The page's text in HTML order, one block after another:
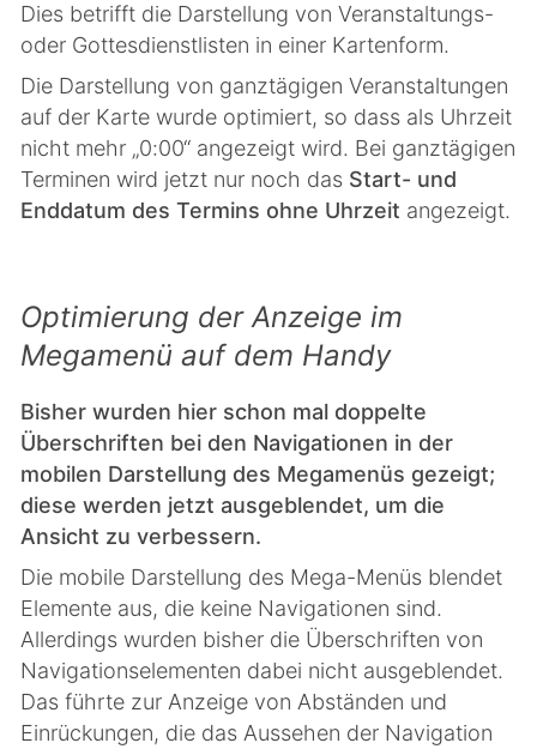
Dies betrifft die Darstellung von Veranstaltungs-
oder Gottesdienstlisten in einer Kartenform.
Die Darstellung von ganztägigen Veranstaltungen
auf der Karte wurde optimiert, so dass als Uhrzeit
nicht mehr „0:00“ angezeigt wird. Bei ganztägigen
Terminen wird jetzt nur noch das Start- und
Enddatum des Termins ohne Uhrzeit angezeigt.
Optimierung der Anzeige im
Megamenü auf dem Handy
Bisher wurden hier schon mal doppelte
Überschriften bei den Navigationen in der
mobilen Darstellung des Megamenüs gezeigt;
diese werden jetzt ausgeblendet, um die
Ansicht zu verbessern.
Die mobile Darstellung des Mega-Menüs blendet
Elemente aus, die keine Navigationen sind.
Allerdings wurden bisher die Überschriften von
Navigationselementen dabei nicht ausgeblendet.
Das führte zur Anzeige von Abständen und
Einrückungen, die das Aussehen der Navigation